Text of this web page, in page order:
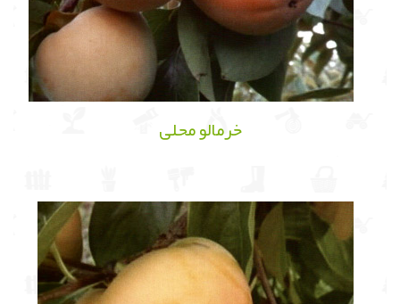
خرمالو محلی